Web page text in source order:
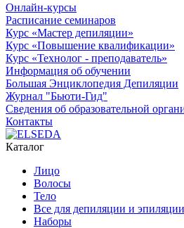
Онлайн-курсы
Расписание семинаров
Курс «Мастер депиляции»
Курс «Повышение квалификации»
Курс «Технолог - преподаватель»
Информация об обучении
Большая Энциклопедия Депиляции
Журнал "Бьюти-Гид"
Сведения об образовательной
Контакты
Каталог
Лицо
Волосы
Тело
Все для депиляции и эпиляции
Наборы